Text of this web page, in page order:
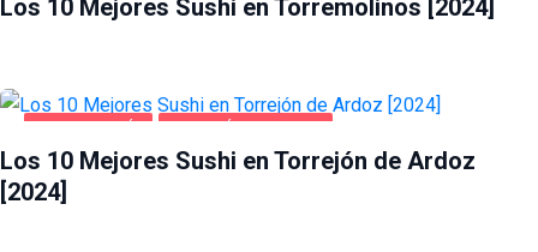
Los 10 Mejores Sushi en Torremolinos [2024]
GASTRONOMÍA TORREJÓN DE ARDOZ
Los 10 Mejores Sushi en Torrejón de Ardoz
[2024]